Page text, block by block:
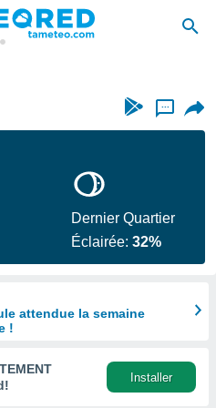
...
Dernier Quartier
Éclairée:32%
attendue la semaine
!
Installer